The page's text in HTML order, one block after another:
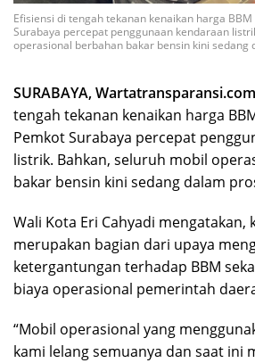
Efisiensi di tengah tekanan kenaikan harga
Surabaya percepat penggunaan kendaraan
operasional berbahan bakar bensin kini sedang
SURABAYA,
tengah tekanan kenaikan harga
Pemkot Surabaya percepat
listrik. Bahkan, seluruh mobil
bakar bensin kini sedang dalam
Wali Kota Eri Cahyadi
merupakan bagian dari upaya
ketergantungan terhadap BBM
biaya operasional pemerintah
“Mobil operasional yang
kami lelang semuanya dan saat ini